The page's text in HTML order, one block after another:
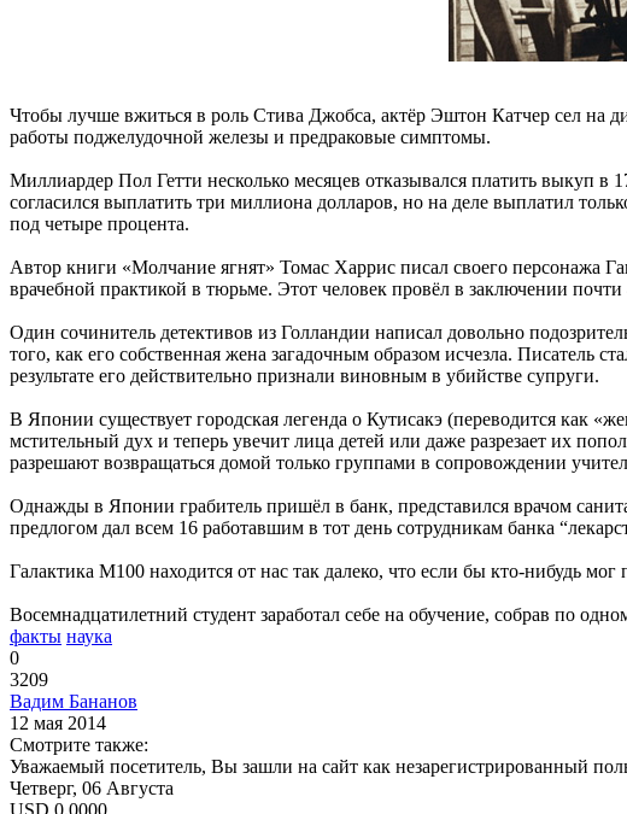
Чтобы лучше вжиться в роль Стива Джобса, актёр Эштон Катчер сел на
работы поджелудочной железы и предраковые симптомы.
Миллиардер Пол Гетти несколько месяцев отказывался платить выкуп в
согласился выплатить три миллиона долларов, но на деле выплатил
под четыре процента.
Автор книги «Молчание ягнят» Томас Харрис писал своего персонажа
врачебной практикой в тюрьме. Этот человек провёл в заключении
Один сочинитель детективов из Голландии написал довольно
того, как его собственная жена загадочным образом исчезла. Писатель
результате его действительно признали виновным в убийстве супруги.
В Японии существует городская легенда о Кутисакэ (переводится как
мстительный дух и теперь увечит лица детей или даже разрезает их
разрешают возвращаться домой только группами в сопровождении
Однажды в Японии грабитель пришёл в банк, представился врачом
предлогом дал всем 16 работавшим в тот день сотрудникам банка
Галактика M100 находится от нас так далеко, что если бы кто-нибудь
Восемнадцатилетний студент заработал себе на обучение, собрав по
факты наука
0
3209
Вадим Бананов
12 мая 2014
Смотрите также:
Уважаемый посетитель, Вы зашли на сайт как незарегистрированный
Четверг, 06 Августа
USD 0.0000